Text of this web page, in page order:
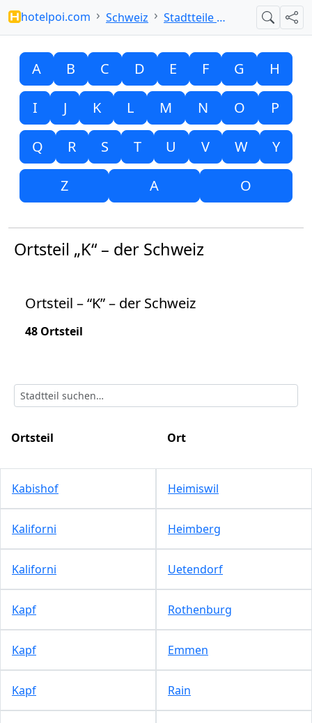
hotelpoi.com Schweiz Stadtteile mit K Suche
A B C D E F G H
I J K L M N O P
Q R S T U V W Y
Z A O
Ortsteil „K“ – der Schweiz
Ortsteil – “K” – der Schweiz
48 Ortsteil
Ortsteil Ort
Kabishof Heimiswil
Kaliforni Heimberg
Kaliforni Uetendorf
Kapf Rothenburg
Kapf Emmen
Kapf Rain